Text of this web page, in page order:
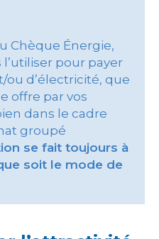
Chèque Énergie,
pour payer
ou d’électricité, que
offre par vos
dans le cadre
groupé
se fait toujours à
soit le mode de